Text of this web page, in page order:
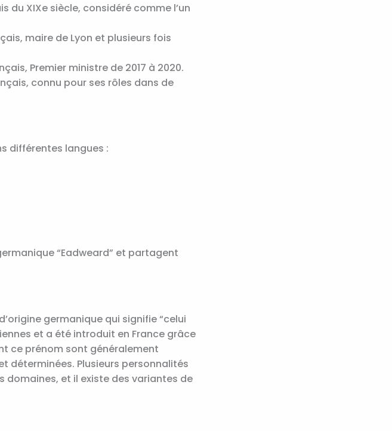
du XIXe siècle, considéré comme l’un
maire de Lyon et plusieurs fois
Premier ministre de 2017 à 2020.
connu pour ses rôles dans de
différentes langues :
“Eadweard” et partagent
germanique qui signifie “celui
et a été introduit en France grâce
ce prénom sont généralement
déterminées. Plusieurs personnalités
et il existe des variantes de